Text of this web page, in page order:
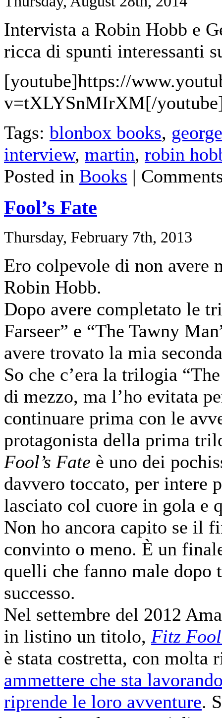
Intervista a Robin Hobb e
ricca di spunti interessanti
[youtube]https://
v=tXLYSnMIrXM[/
Tags: blonbox books,
interview, martin, robin
Posted in Books |
Fool’s Fate
Thursday, February 7th, 2013
Ero colpevole di non avere
Robin Hobb.
Dopo avere completato le
Farseer” e “The Tawny
avere trovato la mia
So che c’era la trilogia
di mezzo, ma l’ho evitata
continuare prima con le
protagonista della prima
Fool’s Fate è uno dei
davvero toccato, per intere
lasciato col cuore in gola e
Non ho ancora capito se il
convinto o meno. È un
quelli che fanno male dopo
successo.
Nel settembre del 2012
in listino un titolo, Fitz
è stata costretta, con molta
ammettere che sta
riprende le loro avventure.